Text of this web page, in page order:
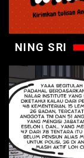
NING SRI